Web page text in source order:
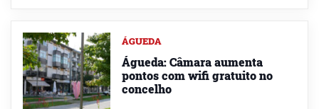
ÁGUEDA
Águeda: Câmara aumenta
pontos com wifi gratuito no
concelho